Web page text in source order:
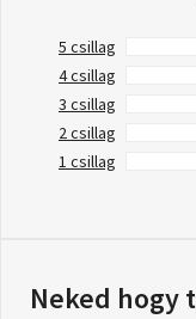
5 csillag
4 csillag
3 csillag
2 csillag
1 csillag
Neked hogy